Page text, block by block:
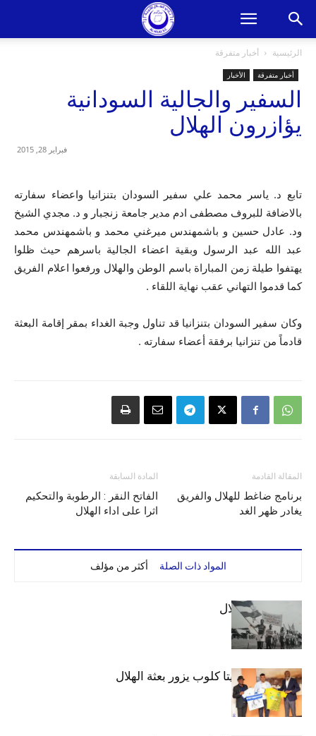
الرئيسية أخبار متفرقة
أخبار متفرقة الأخبار
السفير والجالية السودانية
يؤازرون الهلال
فبراير 28, 2015
تابع د. ياسر محمد علي سفير السودان بتنزانيا واعضاء سفارته
بالاضافة للبروف مصطفى ادم مدير جامعة زنجبار و د. مجدي الشيخ
ود. عادل حسين و باشمهندس ميرغني محمد و باشمهندس محمد
عبد الله عبد الرسول وبقية اعضاء الجالية باسرهم حيث ظلوا
يهتفوا طيلة زمن المباراة باسم الوطن والهلال ورفعوا اعلام الفريق
كما قدموا التهاني عقب نهاية اللقاء .
وكان سفير السودان بتنزانيا قد تناول وجبة الغداء بمقر إقامة البعثة
قادماً من تنزانيا برفقة أعضاء سفارته .
المادة السابقة
الفاتح النقر : الرطوبة والتحكيم
اثرا على اداء الهلال
المقالة القادمة
برنامج ضاغط للهلال والفريق
يغادر ظهر الغد
المواد ذات الصلة أكثر من مؤلف
الهلال والاستقلال
وفد رفيع من فيتا كلوب يزور بعثة الهلال